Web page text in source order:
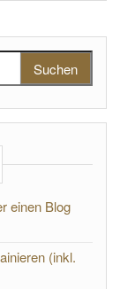
einen Blog
(inkl.